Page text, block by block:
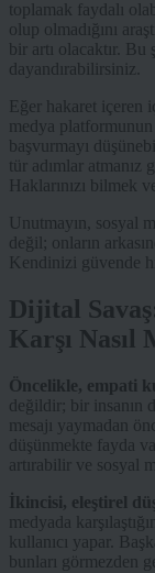
toplamak faydalı
olup olmadığını
bir artı olacaktır.
dayandırabilirsiniz.
Eğer hakaret içeren
medya
başvurmayı
tür adımlar atmanız
Haklarınızı bilmek
Unutmayın, sosyal
değil; onların
Kendinizi güvende
Dijital
Karşı Nasıl
Öncelikle, empati
değildir; bir insanın
mesajı yaymadan
düşünmekte fayda
artırabilir ve sosyal
İkincisi, eleştirel
medyada
kullanıcı yapar.
bunları görmezden